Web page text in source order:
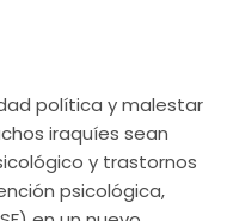
política y malestar
iraquíes sean
y trastornos
psicológica,